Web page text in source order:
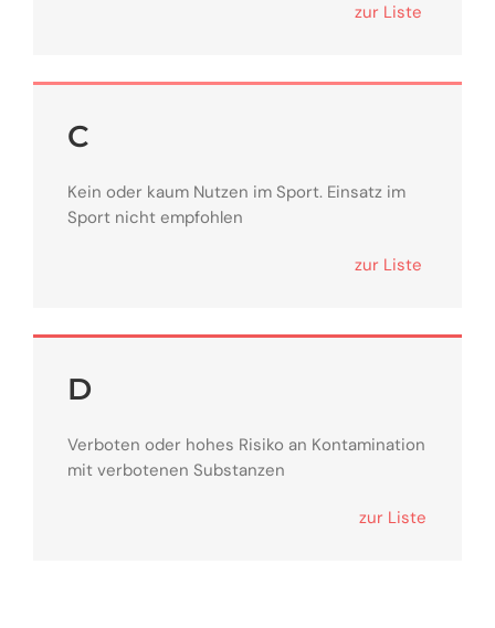
zur Liste
C
Kein oder kaum Nutzen im Sport. Einsatz im
Sport nicht empfohlen
zur Liste
D
Verboten oder hohes Risiko an Kontamination
mit verbotenen Substanzen
zur Liste